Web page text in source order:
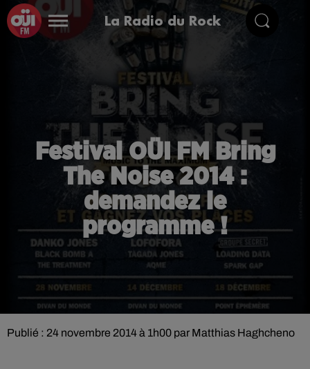
La Radio du Rock
Festival OÜI FM Bring
The Noise 2014 :
demandez le
programme !
Publié : 24 novembre 2014 à 1h00 par Matthias Haghcheno